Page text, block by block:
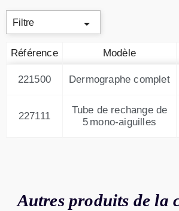
Filtre 
Référence Modèle
221500 Dermographe complet
227111
Tube de rechange de
5 mono-aiguilles
Autres produits de la